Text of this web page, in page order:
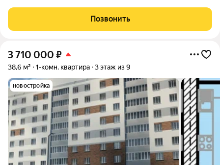
идеальное предложение для тех, кто ценит комфорт, удобство
и продуманное пространство без
Позвонить
3 710 000 ₽
38,6 м² 1-комн. квартира 3 этаж из 9
новостройка